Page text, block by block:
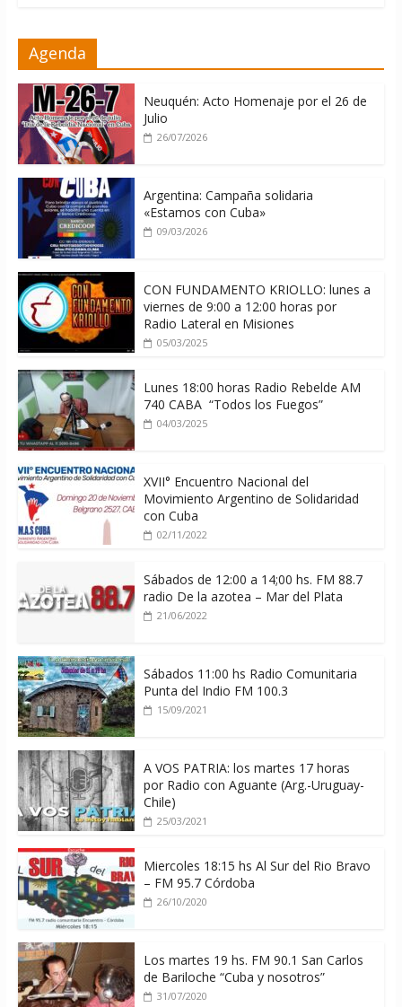
exportar ideas; es la historia la que
10/08/2026
Agenda
Neuquén: Acto Homenaje por el 26 de
Julio
26/07/2026
Argentina: Campaña solidaria
«Estamos con Cuba»
09/03/2026
CON FUNDAMENTO KRIOLLO: lunes a
viernes de 9:00 a 12:00 horas por
Radio Lateral en Misiones
05/03/2025
Lunes 18:00 horas Radio Rebelde AM
740 CABA “Todos los Fuegos”
04/03/2025
XVII° Encuentro Nacional del
Movimiento Argentino de Solidaridad
con Cuba
02/11/2022
Sábados de 12:00 a 14;00 hs. FM 88.7
radio De la azotea – Mar del Plata
21/06/2022
Sábados 11:00 hs Radio Comunitaria
Punta del Indio FM 100.3
15/09/2021
A VOS PATRIA: los martes 17 horas
por Radio con Aguante (Arg.-Uruguay-
Chile)
25/03/2021
Miercoles 18:15 hs Al Sur del Rio Bravo
– FM 95.7 Córdoba
26/10/2020
Los martes 19 hs. FM 90.1 San Carlos
de Bariloche “Cuba y nosotros”
31/07/2020